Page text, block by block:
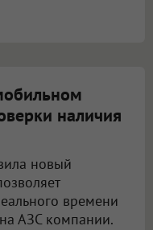
наличия
новый
времени
АЗС компании.